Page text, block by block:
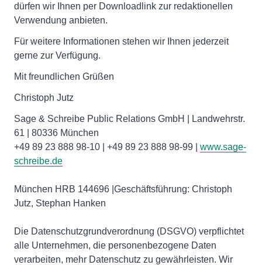
dürfen wir Ihnen per Downloadlink zur redaktionellen
Verwendung anbieten.
Für weitere Informationen stehen wir Ihnen jederzeit
gerne zur Verfügung.
Mit freundlichen Grüßen
Christoph Jutz
Sage & Schreibe Public Relations GmbH | Landwehrstr.
61 | 80336 München
+49 89 23 888 98-10 | +49 89 23 888 98-99 | www.sage-
schreibe.de
München HRB 144696 |Geschäftsführung: Christoph
Jutz, Stephan Hanken
Die Datenschutzgrundverordnung (DSGVO) verpflichtet
alle Unternehmen, die personenbezogene Daten
verarbeiten, mehr Datenschutz zu gewährleisten. Wir